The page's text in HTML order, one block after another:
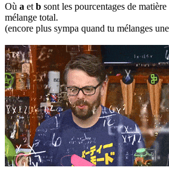
Où a et b sont les pourcentages de
mélange total.
(encore plus sympa quand tu mélanges